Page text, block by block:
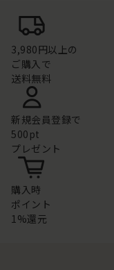
3,980円以上の
ご購入で
送料無料
新規会員登録で
500pt
プレゼント
購入時
ポイント
1%還元